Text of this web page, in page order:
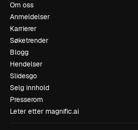
Om oss
Anmeldelser
Karrierer
Søketrender
Blogg
Hendelser
Slidesgo
Selg innhold
Presserom
Leter etter magnific.ai